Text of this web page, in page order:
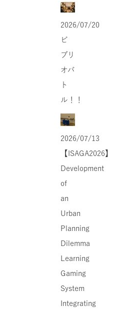
2026/07/20
ビ
ブリ
オバ
ト
ル！！
2026/07/13
【ISAGA2026】
Development
of
an
Urban
Planning
Dilemma
Learning
Gaming
System
Integrating